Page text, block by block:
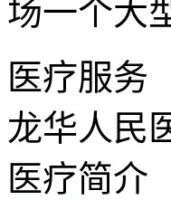
场一个大
医疗服务
龙华人民
医疗简介